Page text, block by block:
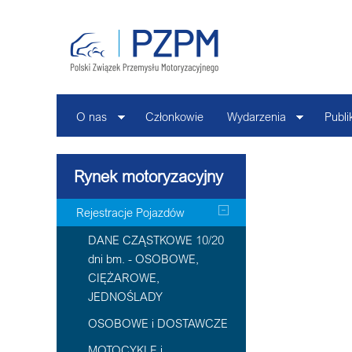
O nas Członkowie Wydarzenia
Rynek motoryzacyjny
Rejestracje Pojazdów
DANE CZĄSTKOWE 10/20
dni bm. - OSOBOWE,
CIĘŻAROWE,
JEDNOŚLADY
OSOBOWE i DOSTAWCZE